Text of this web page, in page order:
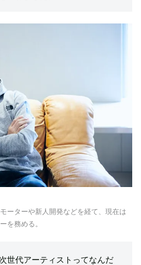
ーターや新人開発などを経て、現在は
を務める。
世代アーティストってなんだ